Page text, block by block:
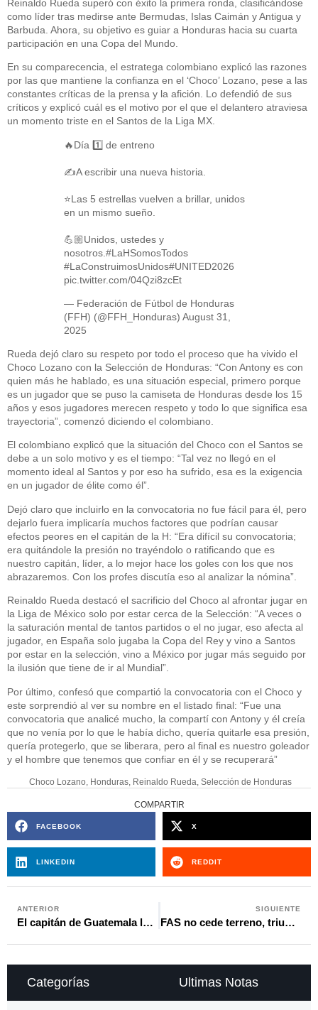
Reinaldo Rueda superó con éxito la primera ronda, clasificándose
como líder tras medirse ante Bermudas, Islas Caimán y Antigua y
Barbuda. Ahora, su objetivo es guiar a Honduras hacia su cuarta
participación en una Copa del Mundo.
En su comparecencia, el estratega colombiano explicó las razones
por las que mantiene la confianza en el ‘Choco’ Lozano, pese a las
constantes críticas de la prensa y la afición. Lo defendió de sus
críticos y explicó cuál es el motivo por el que el delantero atraviesa
un momento triste en el Santos de la Liga MX.
🔥Día 1️⃣ de entreno
✍️A escribir una nueva historia.
⭐️Las 5 estrellas vuelven a brillar, unidos
en un mismo sueño.
💪🏼Unidos, ustedes y
nosotros. #LaHSomosTodos
#LaConstruimosUnidos#UNITED2026
pic.twitter.com/04Qzi8zcEt
— Federación de Fútbol de Honduras
(FFH) (@FFH_Honduras) August 31,
2025
Rueda dejó claro su respeto por todo el proceso que ha vivido el
Choco Lozano con la Selección de Honduras: “Con Antony es con
quien más he hablado, es una situación especial, primero porque
es un jugador que se puso la camiseta de Honduras desde los 15
años y esos jugadores merecen respeto y todo lo que significa esa
trayectoria”, comenzó diciendo el colombiano.
El colombiano explicó que la situación del Choco con el Santos se
debe a un solo motivo y es el tiempo: “Tal vez no llegó en el
momento ideal al Santos y por eso ha sufrido, esa es la exigencia
en un jugador de élite como él”.
Dejó claro que incluirlo en la convocatoria no fue fácil para él, pero
dejarlo fuera implicaría muchos factores que podrían causar
efectos peores en el capitán de la H: “Era difícil su convocatoria;
era quitándole la presión no trayéndolo o ratificando que es
nuestro capitán, líder, a lo mejor hace los goles con los que nos
abrazaremos. Con los profes discutía eso al analizar la nómina”.
Reinaldo Rueda destacó el sacrificio del Choco al afrontar jugar en
la Liga de México solo por estar cerca de la Selección: “A veces o
la saturación mental de tantos partidos o el no jugar, eso afecta al
jugador, en España solo jugaba la Copa del Rey y vino a Santos
por estar en la selección, vino a México por jugar más seguido por
la ilusión que tiene de ir al Mundial”.
Por último, confesó que compartió la convocatoria con el Choco y
este sorprendió al ver su nombre en el listado final: “Fue una
convocatoria que analicé mucho, la compartí con Antony y él creía
que no venía por lo que le había dicho, quería quitarle esa presión,
quería protegerlo, que se liberara, pero al final es nuestro goleador
y el hombre que tenemos que confiar en él y se recuperará”
Choco Lozano, Honduras, Reinaldo Rueda,Selección de Honduras
COMPARTIR
FACEBOOK X
LINKEDIN REDDIT
ANTERIOR
El capitán de Guatemala lanza críticas a la salida de seleccionados que regresaron con sus clubes
SIGUIENTE
FAS no cede terreno, triunfa y se mantiene como líder absoluto en la Liga de El Salvador
Ultimas Notas
Categorías